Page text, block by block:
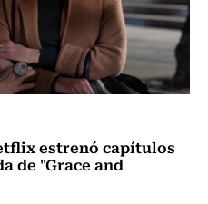
estrenó capítulos
de "Grace and